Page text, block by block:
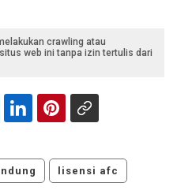
crawling atau
web ini tanpa izin tertulis dari
lisensi afc